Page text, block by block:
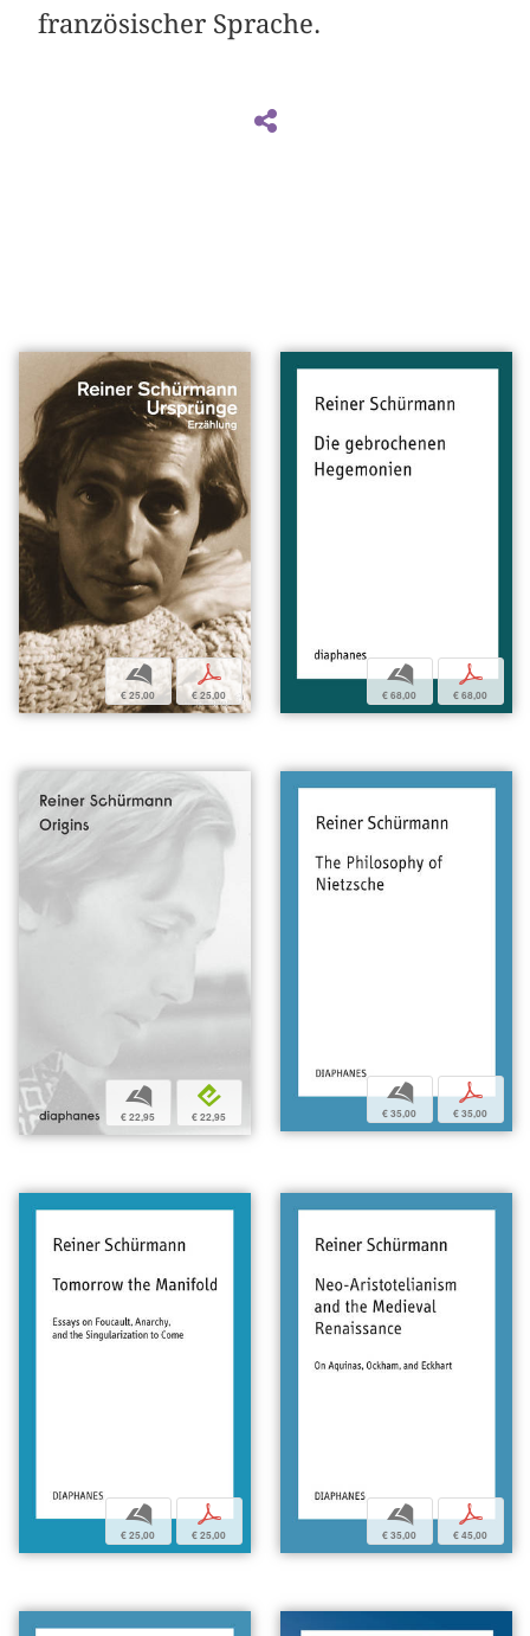
französischer Sprache.
b
€ 25,00
p
€ 25,00
b
€ 68,00
p
€ 68,00
b
€ 22,95
e
€ 22,95
b
€ 35,00
p
€ 35,00
b
€ 25,00
p
€ 25,00
b
€ 35,00
p
€ 45,00